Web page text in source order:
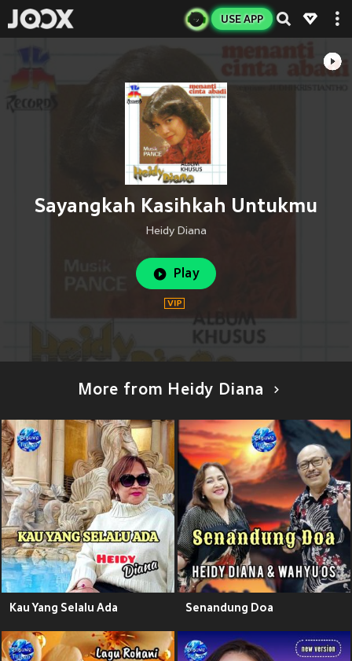
USE APP
Sayangkah Kasihkah Untukmu
Heidy Diana
Play
More from Heidy Diana
Kau Yang Selalu Ada Senandung Doa